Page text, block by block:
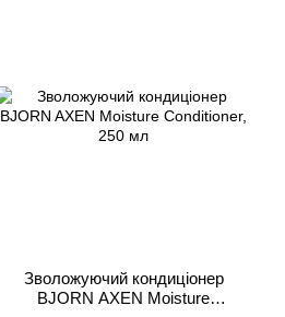
Зволожуючий кондиціонер
BJORN AXEN Moisture